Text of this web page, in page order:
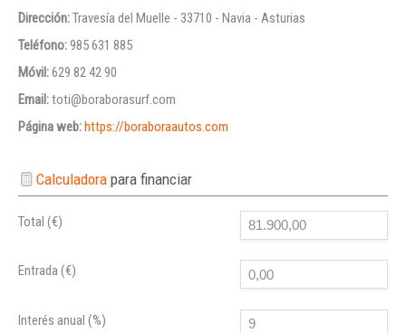
Dirección:Travesía del Muelle - 33710 - Navia - Asturias
Teléfono:985 631 885
Móvil:629 82 42 90
Email:toti@boraborasurf.com
Página web:https://boraboraautos.com
Calculadorapara financiar
Total (€)
Entrada (€)
Interés anual (%)